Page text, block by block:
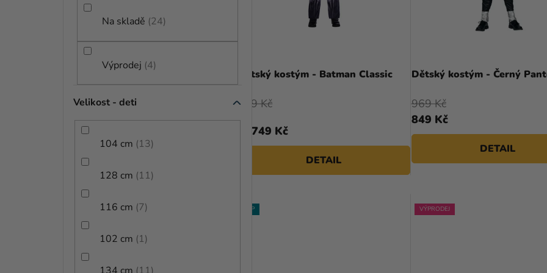
E
Na skladě 24
Výprodej 4
Velikost - deti
104 cm 13
128 cm 11
116 cm 7
102 cm 1
U
K
Dětský kostým - Anakin Skywalker
1 199 Kč
DETAIL
Dětský kostým - Batman Classic
749 Kč
809 Kč
DETAIL
Dětský kostým - Černý
849 Kč
969 Kč
DETAIL
TIP VÝPRODEJ